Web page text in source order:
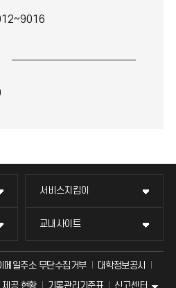
서비스지킴이
교내사이트
메일주소 무단수집거부
대학정보공시
공 현황
기록관리기준표 신고센터